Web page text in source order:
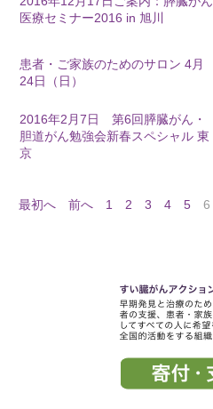
医療セミナー2016 in 旭川
患者・ご家族のためのサロン 4月
24日（日）
2016年2月7日 第6回膵臓がん・
胆道がん勉強会新春スペシャル 東
京
最初へ 前へ 1 2 3 4 5 6